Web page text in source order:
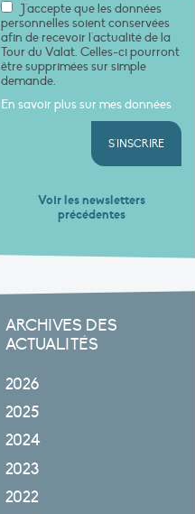
J'accepte que les données
personnelles soient conservées
afin de recevoir l'actualité de la
Tour du Valat. Celles-ci pourront
être supprimées sur simple
demande.
En savoir plus sur mes données
S'INSCRIRE
Voir les newsletters
précédentes
ARCHIVES DES
ACTUALITÉS
2026
2025
2024
2023
2022